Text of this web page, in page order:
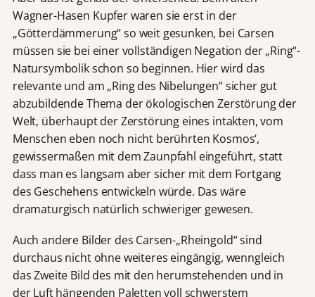
Wagner-Hasen Kupfer waren sie erst in der
„Götterdämmerung“ so weit gesunken, bei Carsen
müssen sie bei einer vollständigen Negation der „Ring“-
Natursymbolik schon so beginnen. Hier wird das
relevante und am „Ring des Nibelungen“ sicher gut
abzubildende Thema der ökologischen Zerstörung der
Welt, überhaupt der Zerstörung eines intakten, vom
Menschen eben noch nicht berührten Kosmos‘,
gewissermaßen mit dem Zaunpfahl eingeführt, statt
dass man es langsam aber sicher mit dem Fortgang
des Geschehens entwickeln würde. Das wäre
dramaturgisch natürlich schwieriger gewesen.
Auch andere Bilder des Carsen-„Rheingold“ sind
durchaus nicht ohne weiteres eingängig, wenngleich
das Zweite Bild des mit den herumstehenden und in
der Luft hängenden Paletten voll schwerstem